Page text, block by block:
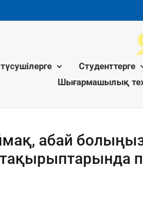
Студенттерге
Шығармашылық
абай
тақырыптарында